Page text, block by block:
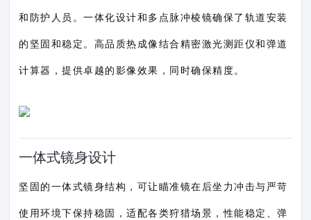
和防护人员。一体化设计和多点脉冲棱镜确保了轨道安装
的坚固和稳定。高品质热成像结合精密激光测距仪和弹道
计算器，提供卓越的影像效果，同时确保精度。
一体式镜身设计
坚固的一体式镜身结构，可让瞄准镜在后坐力冲击与严苛
使用环境下保持稳固，适配各类狩猎场景，性能稳定、弹